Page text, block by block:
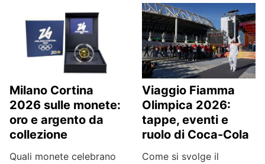
Milano Cortina
2026 sulle monete:
oro e argento da
collezione
Quali monete celebrano
Viaggio Fiamma
Olimpica 2026:
tappe, eventi e
ruolo di Coca-Cola
Come si svolge il